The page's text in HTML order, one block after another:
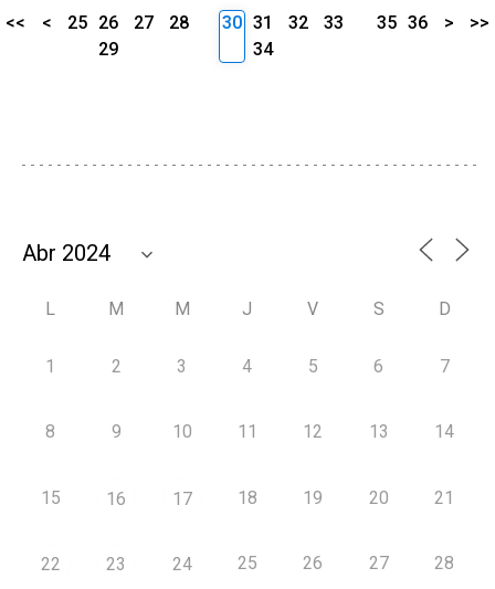
<< < 25 26 27
28
29
30 31 32
33
34
35 36 > >>
L M M J V S D
1 2 3 4 5 6 7
8 9 10 11 12 13 14
15 16 17 18 19 20 21
22 23 24 25 26 27 28